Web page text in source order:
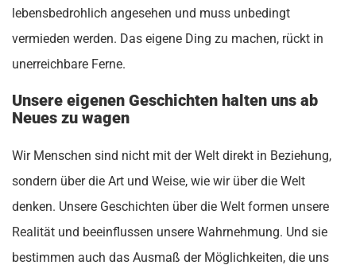
lebensbedrohlich angesehen und muss unbedingt
vermieden werden. Das eigene Ding zu machen, rückt in
unerreichbare Ferne.
Unsere eigenen Geschichten halten uns ab
Neues zu wagen
Wir Menschen sind nicht mit der Welt direkt in Beziehung,
sondern über die Art und Weise, wie wir über die Welt
denken. Unsere Geschichten über die Welt formen unsere
Realität und beeinflussen unsere Wahrnehmung. Und sie
bestimmen auch das Ausmaß der Möglichkeiten, die uns